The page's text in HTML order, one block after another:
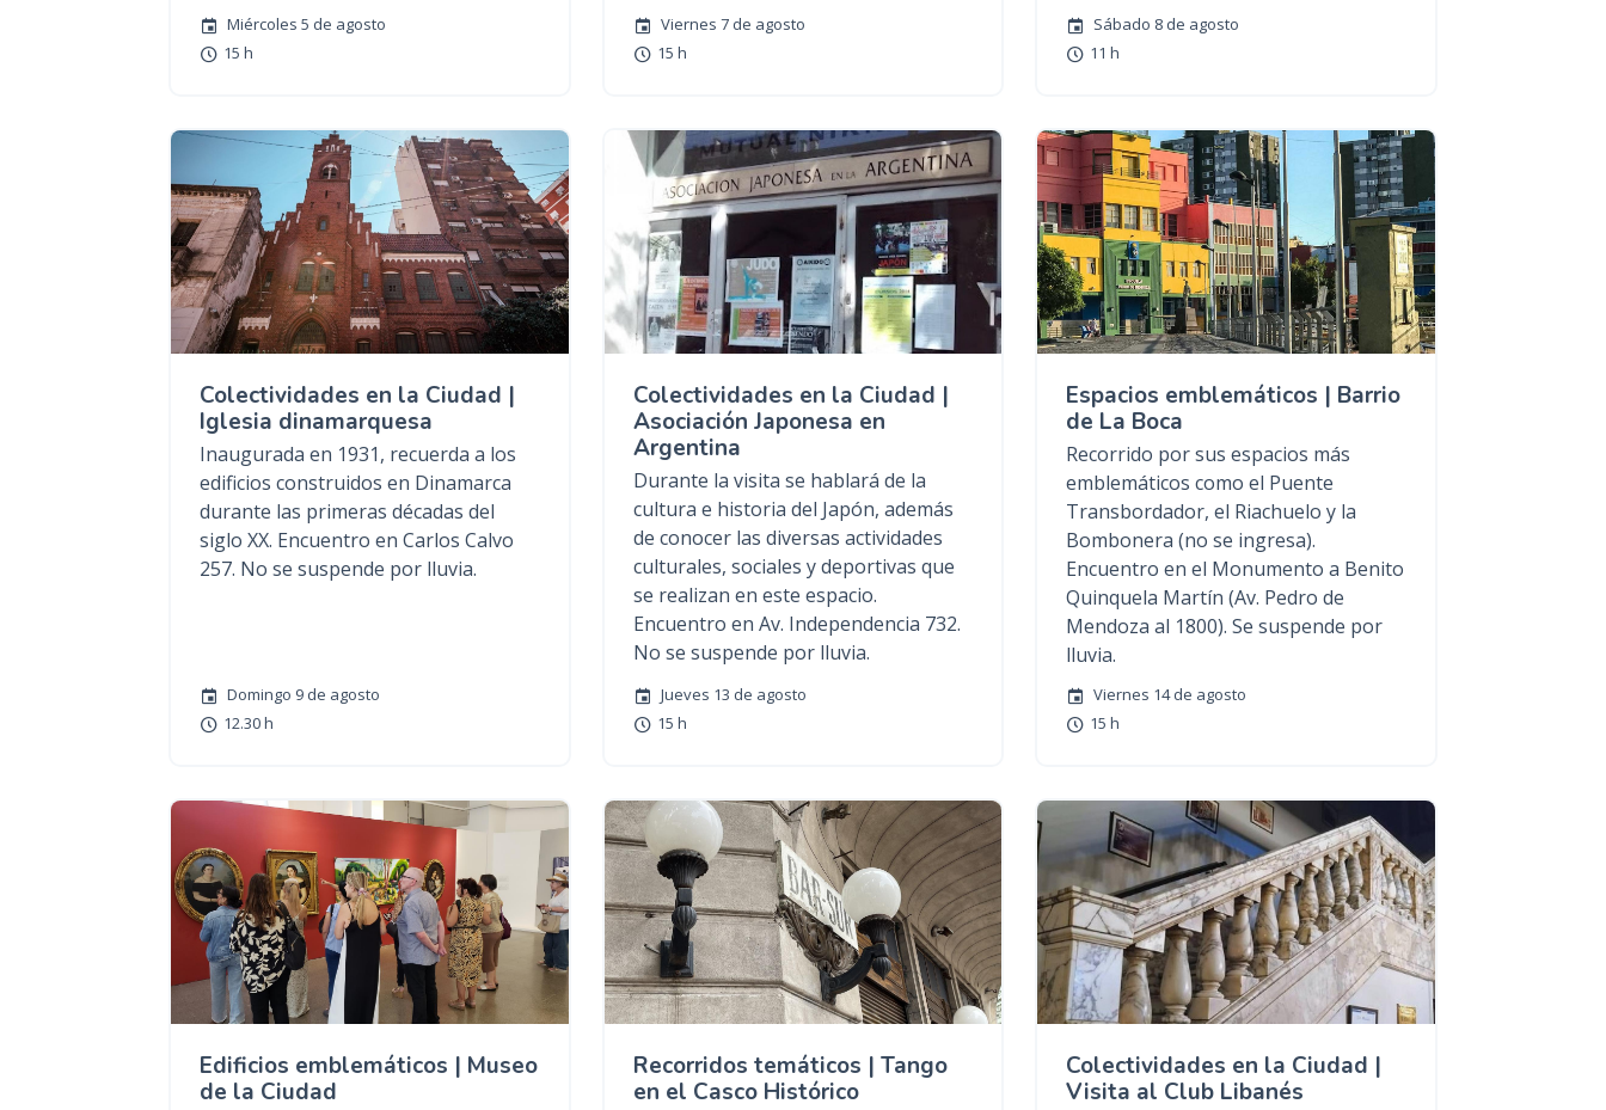
Miércoles 5 de agosto
15 h
Viernes 7 de agosto
15 h
Sábado 8 de agosto
11 h
Colectividades en la Ciudad |
Iglesia dinamarquesa
Inaugurada en 1931, recuerda a los
edificios construidos en Dinamarca
durante las primeras décadas del
siglo XX. Encuentro en Carlos Calvo
257. No se suspende por lluvia.
Domingo 9 de agosto
12.30 h
Colectividades en la Ciudad |
Asociación Japonesa en
Argentina
Durante la visita se hablará de la
cultura e historia del Japón, además
de conocer las diversas actividades
culturales, sociales y deportivas que
se realizan en este espacio.
Encuentro en Av. Independencia 732.
No se suspende por lluvia.
Jueves 13 de agosto
15 h
Espacios emblemáticos | Barrio
de La Boca
Recorrido por sus espacios más
emblemáticos como el Puente
Transbordador, el Riachuelo y la
Bombonera (no se ingresa).
Encuentro en el Monumento a Benito
Quinquela Martín (Av. Pedro de
Mendoza al 1800). Se suspende por
lluvia.
Viernes 14 de agosto
15 h
Edificios emblemáticos | Museo
de la Ciudad
Recorridos temáticos | Tango
en el Casco Histórico
Colectividades en la Ciudad |
Visita al Club Libanés